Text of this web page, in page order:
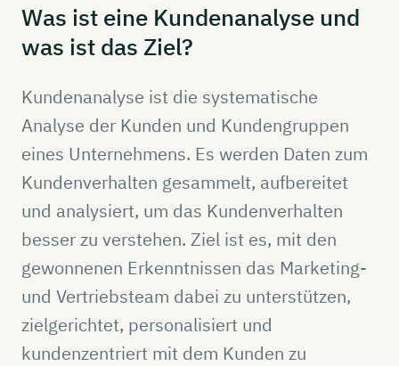
Was ist eine Kundenanalyse und
was ist das Ziel?
Kundenanalyse ist die systematische
Analyse der Kunden und Kundengruppen
eines Unternehmens. Es werden Daten zum
Kundenverhalten gesammelt, aufbereitet
und analysiert, um das Kundenverhalten
besser zu verstehen. Ziel ist es, mit den
gewonnenen Erkenntnissen das Marketing-
und Vertriebsteam dabei zu unterstützen,
zielgerichtet, personalisiert und
kundenzentriert mit dem Kunden zu